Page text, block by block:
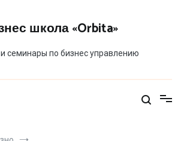
школа «Orbita»
семинары по бизнес управлению